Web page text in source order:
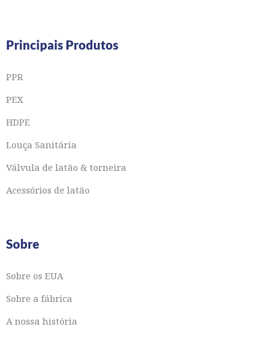
Principais Produtos
PPR
PEX
HDPE
Louça Sanitária
Válvula de latão & torneira
Acessórios de latão
Sobre
Sobre os EUA
Sobre a fábrica
A nossa história